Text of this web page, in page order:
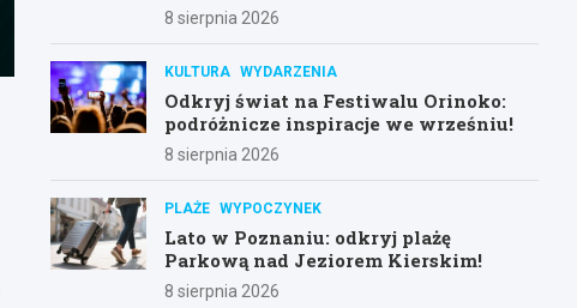
8 sierpnia 2026
KULTURA WYDARZENIA
Odkryj świat na Festiwalu Orinoko:
podróżnicze inspiracje we wrześniu!
8 sierpnia 2026
PLAŻE WYPOCZYNEK
Lato w Poznaniu: odkryj plażę
Parkową nad Jeziorem Kierskim!
8 sierpnia 2026